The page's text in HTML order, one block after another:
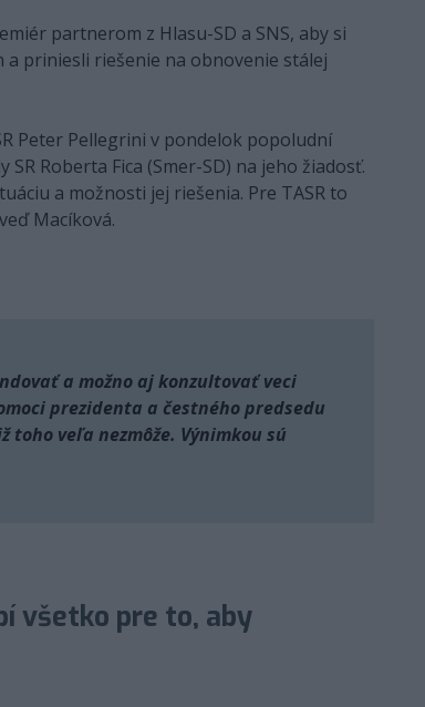
partnerom z Hlasu-SD a SNS, aby si
a priniesli riešenie na obnovenie stálej
Peter Pellegrini v pondelok popoludní
Roberta Fica (Smer-SD) na jeho žiadosť.
a možnosti jej riešenia. Pre TASR to
Macíková.
a možno aj konzultovať veci
prezidenta a čestného predsedu
toho veľa nezmôže. Výnimkou sú
všetko pre to, aby